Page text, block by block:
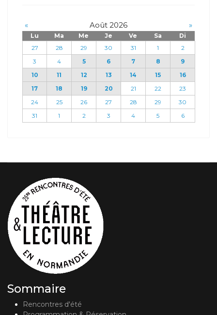
« Août 2026 »
Lu Ma Me Je Ve Sa
Di
27
28 29 30 31 1
2
3
4 5 6 7 8
9
10
11 12 13 14 15
16
17
18 19 20 21 22
23
24
25 26 27 28 29
30
31
1 2 3 4 5 6
Sommaire
Rencontres d'été